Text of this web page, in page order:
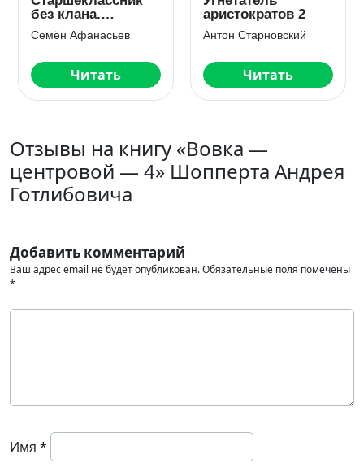
Иннокентий Белов
Читать
гнева
Скачать
Отзывы на книгу «Вовка —
центровой — 4» Шопперта Андрея
Готлибовича
Добавить комментарий
Ваш адрес email не будет опубликован.Обязательные поля помечены
*
Имя *